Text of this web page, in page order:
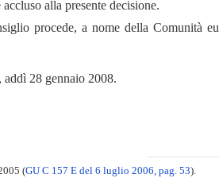
alla presente decisione.
procede, a nome della Comunità
addì 28 gennaio 2008.
(GU C 157 E del 6 luglio 2006, pag. 53).